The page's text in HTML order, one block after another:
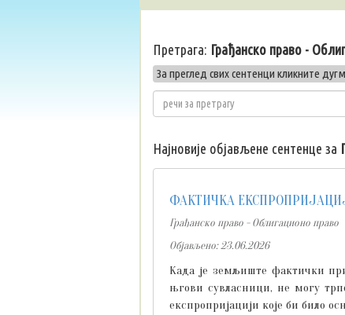
Претрага: Грађанско право -
За преглед свих сентенци кликните
Најновије објављене сентенце за
ФАКТИЧКА
Грађанско право - Облигационо право
Објављено: 23.06.2026
Када је земљиште фактички
њгови сувласници, не могу
експропријацији које би било